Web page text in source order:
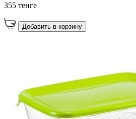
355 тенге
Добавить в корзину